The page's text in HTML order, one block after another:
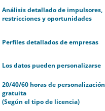
Análisis detallado de impulsores,
restricciones y oportunidades
Perfiles detallados de empresas
Los datos pueden personalizarse
20/40/60 horas de personalización
gratuita
(Según el tipo de licencia)